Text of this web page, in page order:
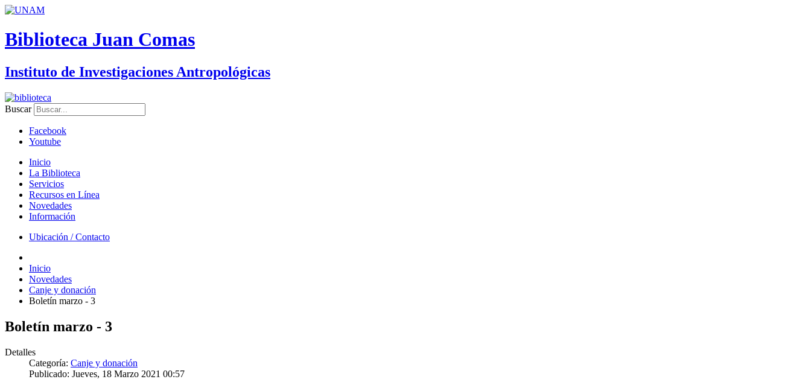
Biblioteca Juan Comas
Instituto de Investigaciones Antropológicas
Buscar
Facebook
Youtube
Inicio
La Biblioteca
Servicios
Recursos en Línea
Novedades
Información
Ubicación / Contacto
Inicio
Novedades
Canje y donación
Boletín marzo - 3
Boletín marzo - 3
Detalles
Categoría: Canje y donación
Publicado: Jueves, 18 Marzo 2021 00:57